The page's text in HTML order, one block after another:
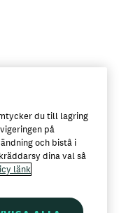
du till lagring
på
och bistå i
dina val så
länk